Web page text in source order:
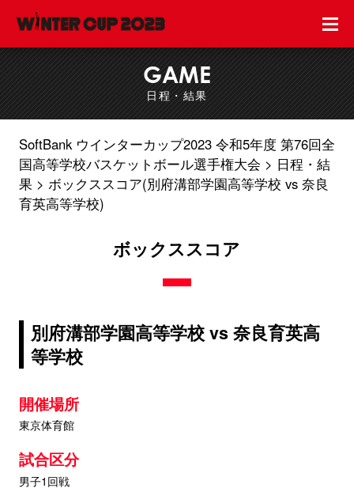
GAME
日程・結果
SoftBank ウインターカップ2023 令和5年度 第76回全
国高等学校バスケットボール選手権大会
日程・結
果
ボックススコア(別府溝部学園高等学校 vs 奈良
育英高等学校)
ボックススコア
別府溝部学園高等学校 vs 奈良育英高
等学校
開催場所
東京体育館
試合区分
男子1回戦